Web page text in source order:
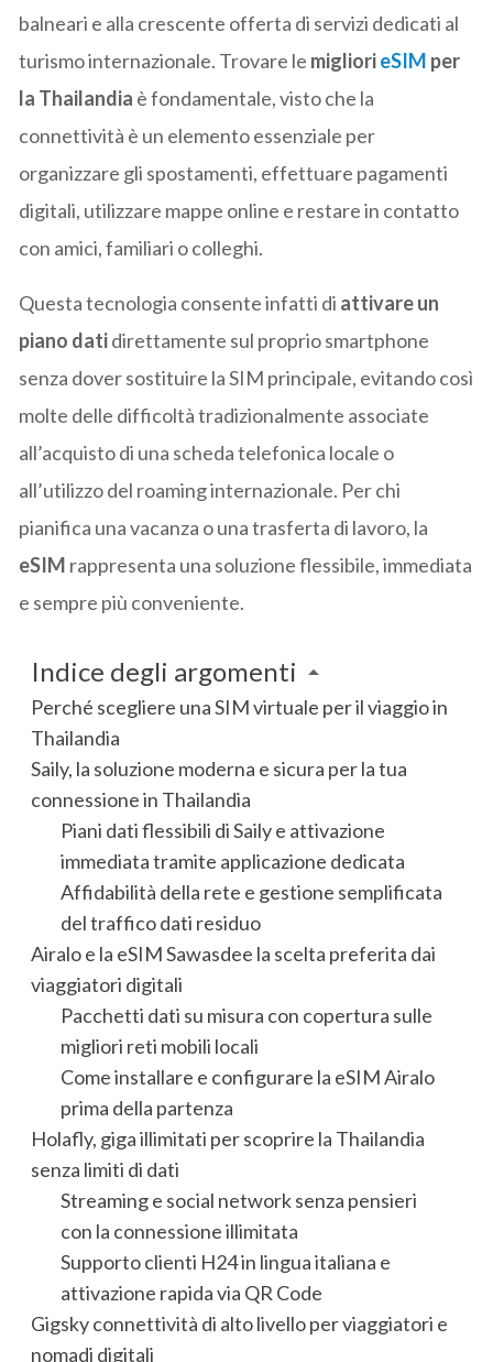
balneari e alla crescente offerta di servizi dedicati al
turismo internazionale. Trovare le migliorieSIM per
la Thailandia è fondamentale, visto che la
connettività è un elemento essenziale per
organizzare gli spostamenti, effettuare pagamenti
digitali, utilizzare mappe online e restare in contatto
con amici, familiari o colleghi.
Questa tecnologia consente infatti di attivare un
piano datidirettamente sul proprio smartphone
senza dover sostituire la SIM principale, evitando così
molte delle difficoltà tradizionalmente associate
all’acquisto di una scheda telefonica locale o
all’utilizzo del roaming internazionale. Per chi
pianifica una vacanza o una trasferta di lavoro, la
eSIM rappresenta una soluzione flessibile, immediata
e sempre più conveniente.
Indice degli argomenti
Perché scegliere una SIM virtuale per il viaggio in
Thailandia
Saily, la soluzione moderna e sicura per la tua
connessione in Thailandia
Piani dati flessibili di Saily e attivazione
immediata tramite applicazione dedicata
Affidabilità della rete e gestione semplificata
del traffico dati residuo
Airalo e la eSIM Sawasdee la scelta preferita dai
viaggiatori digitali
Pacchetti dati su misura con copertura sulle
migliori reti mobili locali
Come installare e configurare la eSIM Airalo
prima della partenza
Holafly, giga illimitati per scoprire la Thailandia
senza limiti di dati
Streaming e social network senza pensieri
con la connessione illimitata
Supporto clienti H24 in lingua italiana e
attivazione rapida via QR Code
Gigsky connettività di alto livello per viaggiatori e
nomadi digitali